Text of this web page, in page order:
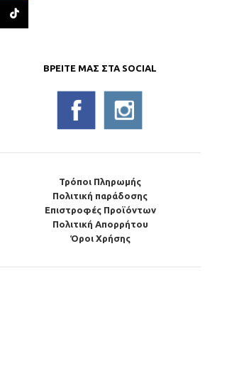
ΒΡΕΊΤΕ ΜΑΣ ΣΤΑ SOCIAL
Τρόποι Πληρωμής
Πολιτική παράδοσης
Επιστροφές Προϊόντων
Πολιτική Απορρήτου
Όροι Χρήσης